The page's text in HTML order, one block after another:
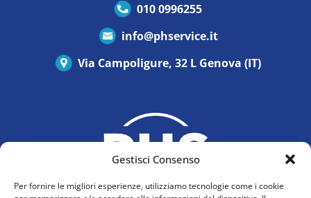
Gestisci Consenso
Per fornire le migliori esperienze, utilizziamo tecnologie come i cookie
010 0996255
info@phservice.it
Via Campoligure, 32 L Genova (IT)